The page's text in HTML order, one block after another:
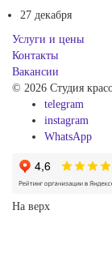
27 декабря
Услуги и цены
Контакты
Вакансии
© 2026 Студия
telegram
instagram
WhatsApp
На верх